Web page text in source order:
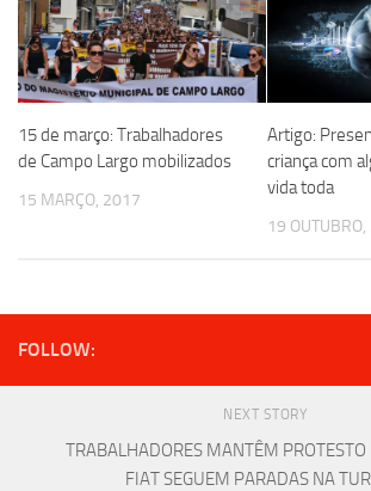
15 de março: Trabalhadores
de Campo Largo mobilizados
15 MARÇO, 2017
Artigo:
criança com
vida toda
19
FOLLOW:
NEXT STORY
TRABALHADORES MANTÊM PROTESTO
FIAT SEGUEM PARADAS NA